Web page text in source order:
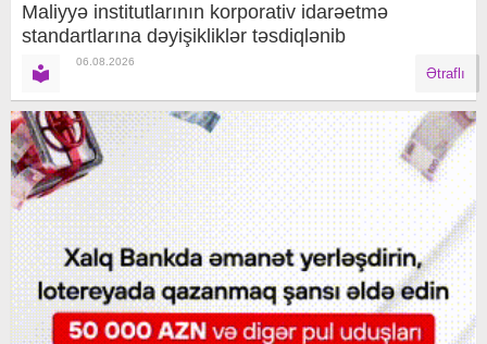
Maliyyə institutlarının korporativ idarəetmə
standartlarına dəyişikliklər təsdiqlənib
06.08.2026
Ətraflı